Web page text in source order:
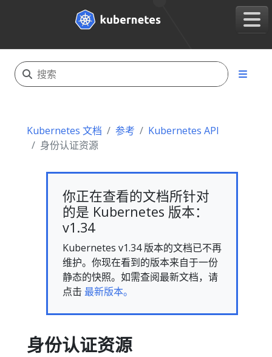
Kubernetes 文档 参考
Kubernetes API
身份认证资源
你正在查看的文档所针对
的是 Kubernetes 版本：
v1.34
Kubernetes v1.34 版本的文档已不再
维护。你现在看到的版本来自于一份
静态的快照。如需查阅最新文档，请
点击 最新版本。
身份认证资源